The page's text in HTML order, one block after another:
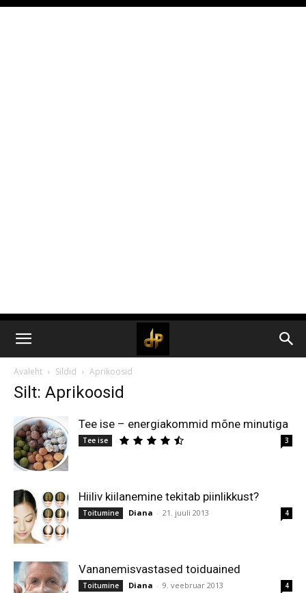
Avaleht Sildid Aprikoosid
Silt: Aprikoosid
Tee ise – energiakommid mõne minutiga
Tee ise 3
Hiiliv kiilanemine tekitab piinlikkust?
Toitumine Diana - 21. juuli 2013 4
Vananemisvastased toiduained
Toitumine Diana - 9. veebruar 2013 4